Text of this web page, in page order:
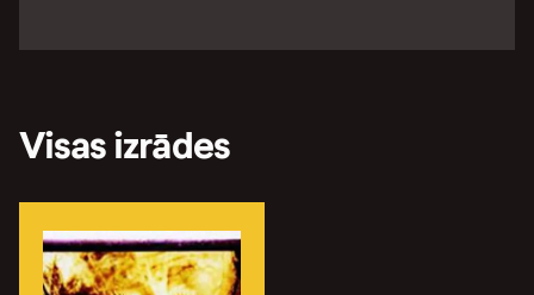
Visas izrādes